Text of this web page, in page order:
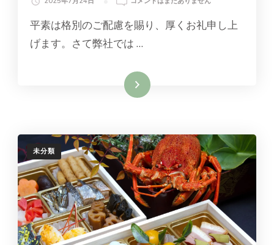
夏
休
の
お
知
へ
の
平素は格別のご配慮を賜り、厚くお礼申し上
げます。さて弊社では …
続きを読む
未分類